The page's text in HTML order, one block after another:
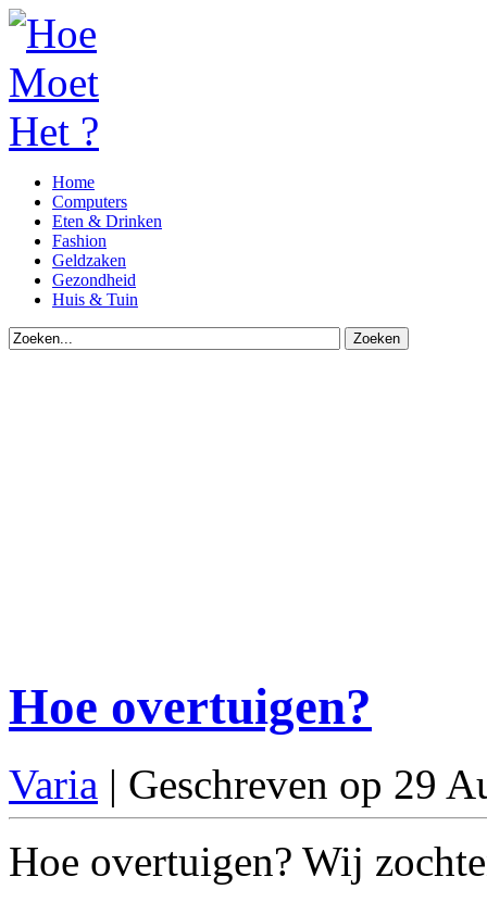
Home
Computers
Eten & Drinken
Fashion
Geldzaken
Gezondheid
Huis & Tuin
Hoe overtuigen?
Varia | Geschreven op 29
Hoe overtuigen? Wij